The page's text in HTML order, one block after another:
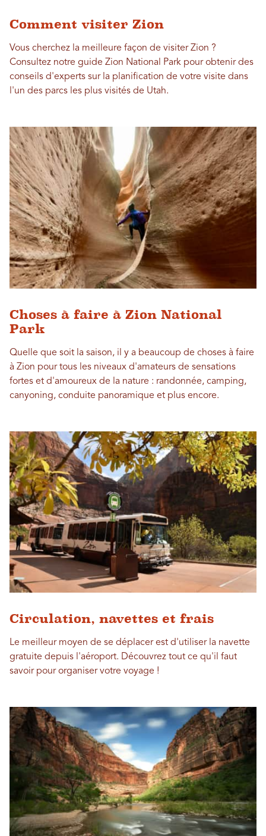
Comment visiter Zion
Vous cherchez la meilleure façon de visiter Zion ?
Consultez notre guide Zion National Park pour obtenir des
conseils d'experts sur la planification de votre visite dans
l'un des parcs les plus visités de Utah.
Choses à faire à Zion National
Park
Quelle que soit la saison, il y a beaucoup de choses à faire
à Zion pour tous les niveaux d'amateurs de sensations
fortes et d'amoureux de la nature : randonnée, camping,
canyoning, conduite panoramique et plus encore.
Circulation, navettes et frais
Le meilleur moyen de se déplacer est d'utiliser la navette
gratuite depuis l'aéroport. Découvrez tout ce qu'il faut
savoir pour organiser votre voyage !